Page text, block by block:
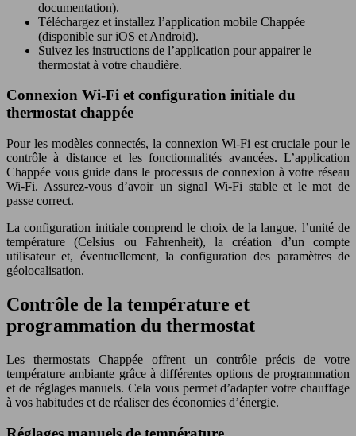
documentation).
Téléchargez et installez l’application mobile Chappée
(disponible sur iOS et Android).
Suivez les instructions de l’application pour appairer le
thermostat à votre chaudière.
Connexion Wi-Fi et configuration initiale du
thermostat chappée
Pour les modèles connectés, la connexion Wi-Fi est cruciale pour le
contrôle à distance et les fonctionnalités avancées. L’application
Chappée vous guide dans le processus de connexion à votre réseau
Wi-Fi. Assurez-vous d’avoir un signal Wi-Fi stable et le mot de
passe correct.
La configuration initiale comprend le choix de la langue, l’unité de
température (Celsius ou Fahrenheit), la création d’un compte
utilisateur et, éventuellement, la configuration des paramètres de
géolocalisation.
Contrôle de la température et
programmation du thermostat
Les thermostats Chappée offrent un contrôle précis de votre
température ambiante grâce à différentes options de programmation
et de réglages manuels. Cela vous permet d’adapter votre chauffage
à vos habitudes et de réaliser des économies d’énergie.